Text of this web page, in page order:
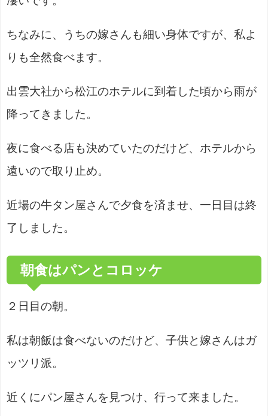
ちなみに、うちの嫁さんも細い身体ですが、私よ
りも全然食べます。
出雲大社から松江のホテルに到着した頃から雨が
降ってきました。
夜に食べる店も決めていたのだけど、ホテルから
遠いので取り止め。
近場の牛タン屋さんで夕食を済ませ、一日目は終
了しました。
朝食はパンとコロッケ
２日目の朝。
私は朝飯は食べないのだけど、子供と嫁さんはガ
ッツリ派。
近くにパン屋さんを見つけ、行って来ました。